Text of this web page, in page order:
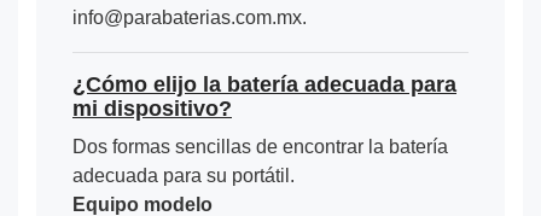
info@parabaterias.com.mx.
¿Cómo elijo la batería adecuada para
mi dispositivo?
Dos formas sencillas de encontrar la batería
adecuada para su portátil.
Equipo modelo